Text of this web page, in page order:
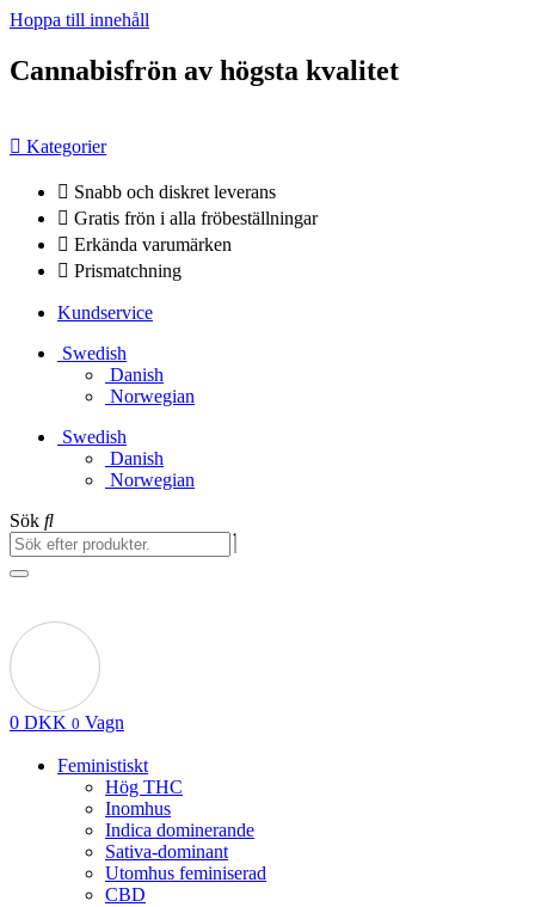
Hoppa till innehåll
Cannabisfrön av högsta kvalitet
Kategorier
Snabb och diskret leverans
Gratis frön i alla fröbeställningar
Erkända varumärken
Prismatchning
Kundservice
Swedish
Danish
Norwegian
Swedish
Danish
Norwegian
Sök
0 DKK 0 Vagn
Feministiskt
Hög THC
Inomhus
Indica dominerande
Sativa-dominant
Utomhus feminiserad
CBD